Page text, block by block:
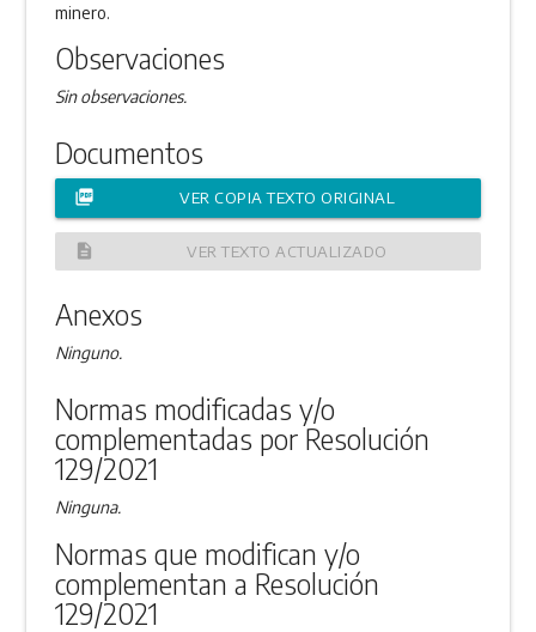
minero.
Observaciones
Sin observaciones.
Documentos
picture_as_pdf VER COPIA TEXTO ORIGINAL
description VER TEXTO ACTUALIZADO
Anexos
Ninguno.
Normas modificadas y/o
complementadas por Resolución
129/2021
Ninguna.
Normas que modifican y/o
complementan a Resolución
129/2021